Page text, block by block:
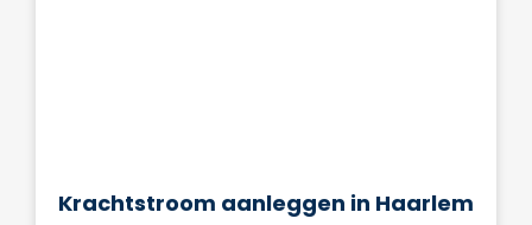
Krachtstroom aanleggen in Haarlem